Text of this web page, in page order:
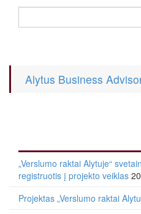
Alytus Business
„Verslumo raktai Alytuje“
registruotis į projekto veiklas
Projektas „Verslumo raktai